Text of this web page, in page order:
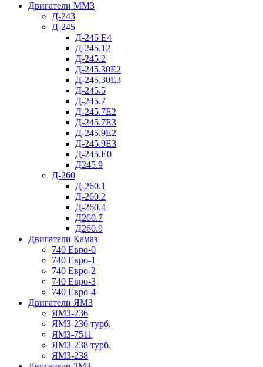
Двигатели ММЗ
Д-243
Д-245
Д-245 Е4
Д-245.12
Д-245.2
Д-245.30Е2
Д-245.30Е3
Д-245.5
Д-245.7
Д-245.7Е2
Д-245.7Е3
Д-245.9Е2
Д-245.9Е3
Д-245.Е0
Д245.9
Д-260
Д-260.1
Д-260.2
Д-260.4
Д260.7
Д260.9
Двигатели Камаз
740 Евро-0
740 Евро-1
740 Евро-2
740 Евро-3
740 Евро-4
Двигатели ЯМЗ
ЯМЗ-236
ЯМЗ-236 турб.
ЯМЗ-7511
ЯМЗ-238 турб.
ЯМЗ-238